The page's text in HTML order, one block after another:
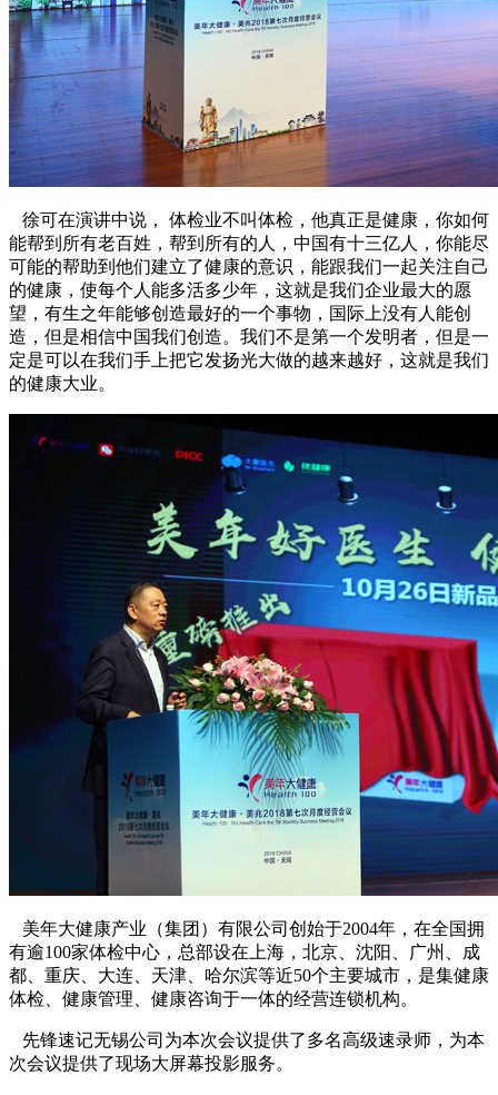
徐可在演讲中说， 体检业不叫体检，他真正是健康，你如何
能帮到所有老百姓，帮到所有的人，中国有十三亿人，你能尽
可能的帮助到他们建立了健康的意识，能跟我们一起关注自己
的健康，使每个人能多活多少年，这就是我们企业最大的愿
望，有生之年能够创造最好的一个事物，国际上没有人能创
造，但是相信中国我们创造。我们不是第一个发明者，但是一
定是可以在我们手上把它发扬光大做的越来越好，这就是我们
的健康大业。
美年大健康产业（集团）有限公司创始于2004年，在全国拥
有逾100家体检中心，总部设在上海，北京、沈阳、广州、成
都、重庆、大连、天津、哈尔滨等近50个主要城市，是集健康
体检、健康管理、健康咨询于一体的经营连锁机构。
先锋速记无锡公司为本次会议提供了多名高级速录师，为本
次会议提供了现场大屏幕投影服务。